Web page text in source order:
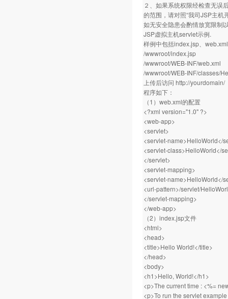
２、如果系统权限经检查无误
的范围，请对照“我司JSP主机
如无安全隐患会酌情放宽限制
JSP虚拟主机servlet示例.
样例中包括index.jsp、
/wwwroot/index.jsp
/wwwroot/WEB-INF/web.xml
/wwwroot/WEB-INF/classes/
上传后访问 http://yourdomain/
程序如下：
（1）web.xml的配置
<?xml version="1.0" ?>
<web-app>
<servlet>
<servlet-name>HelloWorld</
<servlet-class>HelloWorld</
</servlet>
<servlet-mapping>
<servlet-name>HelloWorld</
<url-pattern>/servlet/
</servlet-mapping>
</web-app>
（2）index.jsp文件
<html>
<head>
<title>Hello World!</title>
</head>
<body>
<h1>Hello, World!</h1>
<p>The current time : <%=
<p>To run the servlet